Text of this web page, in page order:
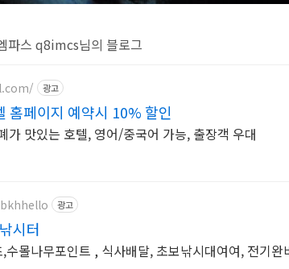
파스 q8imcs님의 블로그
광고
홈페이지 예약시 10% 할인
가 맛있는 호텔, 영어/중국어 가능, 출장객 우대
광고
시터
수몰나무포인트 , 식사배달, 초보낚시대여여, 전기완